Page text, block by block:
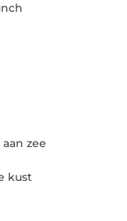
zee
kust